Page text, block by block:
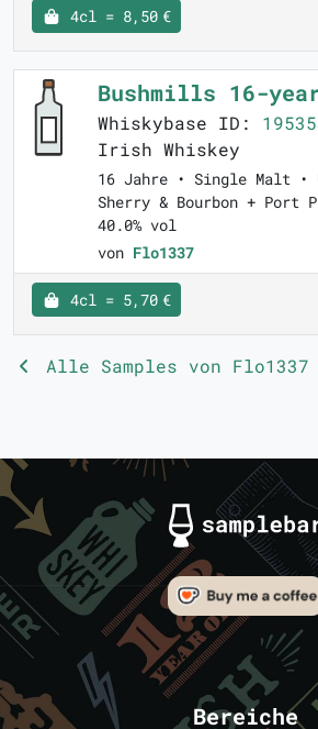
4cl = 8,50 €
Bushmills 16-
Whiskybase ID:
Irish Whiskey
16 Jahre • Single Malt •
Sherry & Bourbon + Port
40.0% vol
von Flo1337
4cl = 5,70 €
Alle Samples von Flo1337
Bereiche